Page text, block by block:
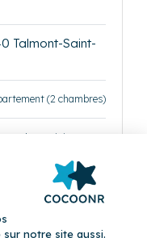
Talmont-Saint-
(2 chambres)
lac • WiFi